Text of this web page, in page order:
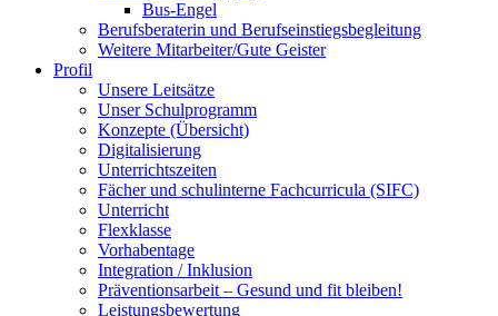
Bus-Engel
Berufsberaterin und Berufseinstiegsbegleitung
Weitere Mitarbeiter/Gute Geister
Profil
Unsere Leitsätze
Unser Schulprogramm
Konzepte (Übersicht)
Digitalisierung
Unterrichtszeiten
Fächer und schulinterne Fachcurricula (SIFC)
Unterricht
Flexklasse
Vorhabentage
Integration / Inklusion
Präventionsarbeit – Gesund und fit bleiben!
Leistungsbewertung